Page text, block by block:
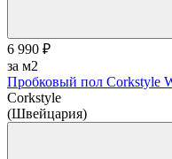
6 990 ₽
за м2
Пробковый пол Corkstyle
Corkstyle
(Швейцария)